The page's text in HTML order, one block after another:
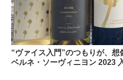
“ヴァイス入門”のつもりが、想
ベルネ・ソーヴィニヨン 2023